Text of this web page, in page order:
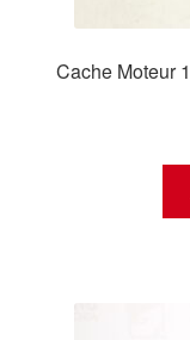
Cache Moteur